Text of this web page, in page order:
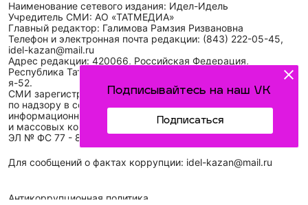
Подписывайтесь на наш VK
Подписаться
Наименование сетевого издания: Идел-Идель
Учредитель СМИ: АО «ТАТМЕДИА»
Главный редактор: Галимова Рамзия Ризвановна
Телефон и электронная почта редакции: (843) 222-05-45,
idel-kazan@mail.ru
Адрес редакции: 420066, Российская Федерация,
Республика Татарстан, г. Казань, ул. Декабристов, д. 2, а/
я-52.
СМИ зарегистрировано Федеральной службой
по надзору в сфере связи,
информационных технологий
и массовых коммуникаций (Роскомнадзор)
ЭЛ № ФС 77 - 89431 от 14.05.2025
Для сообщений о фактах коррупции: idel-kazan@mail.ru
Антикоррупционная политика